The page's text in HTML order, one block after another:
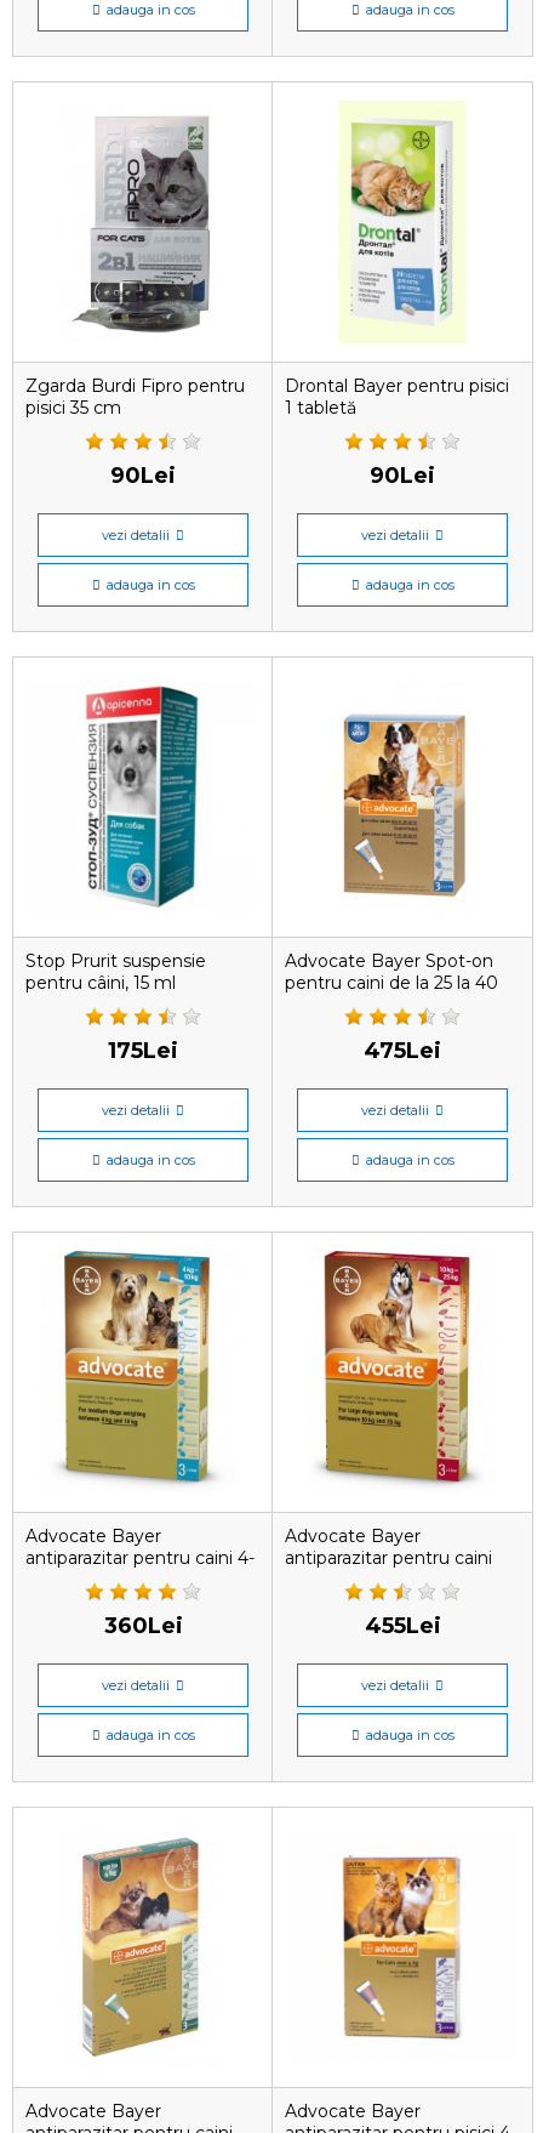
adauga in cos adauga in cos
Zgarda Burdi Fipro pentru
pisici 35 cm
90Lei
vezi detalii
adauga in cos
Drontal Bayer pentru pisici
1 tabletă
90Lei
vezi detalii
adauga in cos
Stop Prurit suspensie
pentru câini, 15 ml
175Lei
vezi detalii
adauga in cos
Advocate Bayer Spot-on
pentru caini de la 25 la 40
kg, 1 pipetă
475Lei
vezi detalii
adauga in cos
Advocate Bayer
antiparazitar pentru caini 4-
10 kg, 1 pipetă
360Lei
vezi detalii
adauga in cos
Advocate Bayer
antiparazitar pentru caini
10-25 kg, 1 pipetă
455Lei
vezi detalii
adauga in cos
Advocate Bayer
Advocate Bayer